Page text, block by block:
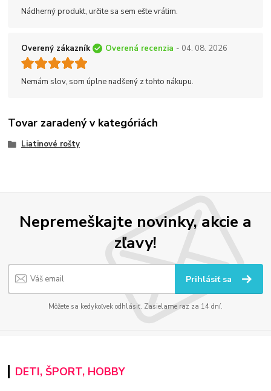
Nádherný produkt, určite sa sem ešte vrátim.
Overený zákazník Overená recenzia - 04. 08. 2026
Nemám slov, som úplne nadšený z tohto nákupu.
Tovar zaradený v kategóriách
Liatinové rošty
Nepremeškajte novinky, akcie a
zľavy!
Prihlásiť sa
Môžete sa kedykoľvek odhlásiť. Zasielame raz za 14 dní.
DETI, ŠPORT, HOBBY